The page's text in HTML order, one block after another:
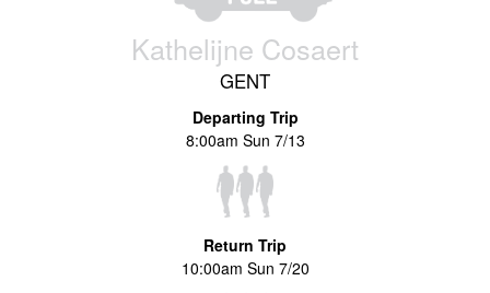
Kathelijne Cosaert
GENT
Departing Trip
8:00am Sun 7/13
Return Trip
10:00am Sun 7/20